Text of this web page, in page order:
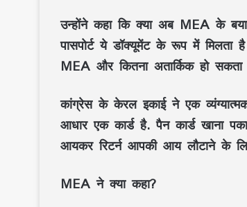
उन्होंने कहा कि क्या अब MEA के
पासपोर्ट ये डॉक्यूमेंट के रूप में मिलता
MEA और कितना अतार्किक हो
कांग्रेस के केरल इकाई ने एक
आधार एक कार्ड है. पैन कार्ड खाना
आयकर रिटर्न आपकी आय लौटाने के
MEA ने क्या कहा?